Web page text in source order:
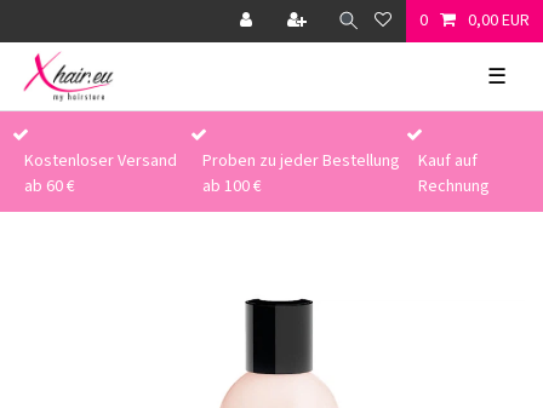
0 0,00 EUR
☰
Kostenloser Versand
ab 60 €
Proben zu jeder Bestellung
ab 100 €
Kauf auf
Rechnung